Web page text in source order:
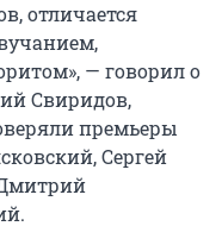
отличается
— говорил о
Свиридов,
премьеры
Сергей